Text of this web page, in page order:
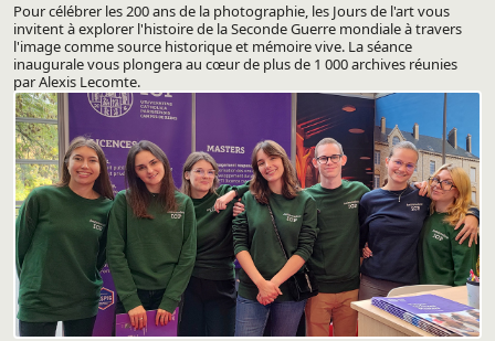
Pour célébrer les 200 ans de la photographie, les Jours de l'art vous
invitent à explorer l'histoire de la Seconde Guerre mondiale à travers
l'image comme source historique et mémoire vive. La séance
inaugurale vous plongera au cœur de plus de 1 000 archives réunies
par Alexis Lecomte.